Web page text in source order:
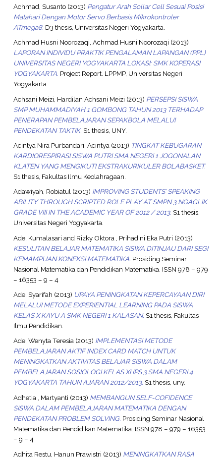
Achmad, Susanto(2013) Pengatur Arah Sollar Cell Sesuai Posisi
Matahari Dengan Motor Servo Berbasis Mikrokontroler
ATmega8. D3 thesis, Universitas Negeri Yogyakarta.
Achmad Husni Noorozaqi, Achmad Husni Noorozaqi (2013)
LAPORAN INDIVIDU PRAKTIK PENGALAMAN LAPANGAN (PPL)
UNIVERSITAS NEGERI YOGYAKARTA LOKASI: SMK KOPERASI
YOGYAKARTA. Project Report. LPPMP, Universitas Negeri
Yogyakarta.
Achsani Meizi, Hardilan Achsani Meizi (2013) PERSEPSI SISWA
SMP MUHAMMADIYAH 1 GOMBONG TAHUN 2013 TERHADAP
PENERAPAN PEMBELAJARAN SEPAKBOLA MELALUI
PENDEKATAN TAKTIK. S1 thesis, UNY.
Acintya Nira Purbandari, Acintya (2013) TINGKAT KEBUGARAN
KARDIORESPIRASI SISWA PUTRI SMA NEGERI 1 JOGONALAN
KLATEN YANG MENGIKUTI EKSTRAKURIKULER BOLABASKET.
S1 thesis, Fakultas Ilmu Keolahragaan.
Adawiyah, Robiatul(2013) IMPROVING STUDENTS’ SPEAKING
ABILITY THROUGH SCRIPTED ROLE PLAY AT SMPN 3 NGAGLIK
GRADE VIII IN THE ACADEMIC YEAR OF 2012 / 2013. S1 thesis,
Universitas Negeri Yogyakarta.
Ade, Kumalasari and Rizky Oktora , Prihadini Eka Putri (2013)
KESULITAN BELAJAR MATEMATIKA SISWA DITINJAU DARI SEGI
KEMAMPUAN KONEKSI MATEMATIKA. Prosiding Seminar
Nasional Matematika dan Pendidikan Matematika. ISSN 978 – 979
– 16353 – 9 – 4
Ade, Syarifah (2013) UPAYA PENINGKATAN KEPERCAYAAN DIRI
MELALUI METODE EXPERIENTIAL LEARNING PADA SISWA
KELAS X KAYU A SMK NEGERI 1 KALASAN. S1 thesis, Fakultas
Ilmu Pendidikan.
Ade, Wenyta Teresia(2013) IMPLEMENTASI METODE
PEMBELAJARAN AKTIF INDEX CARD MATCH UNTUK
MENINGKATKAN AKTIVITAS BELAJAR SISWA DALAM
PEMBELAJARAN SOSIOLOGI KELAS XI IPS 3 SMA NEGERI 4
YOGYAKARTA TAHUN AJARAN 2012/2013. S1 thesis, uny.
Adhetia , Martyanti (2013) MEMBANGUN SELF-COFIDENCE
SISWA DALAM PEMBELAJARAN MATEMATIKA DENGAN
PENDEKATAN PROBLEM SOLVING. Prosiding Seminar Nasional
Matematika dan Pendidikan Matematika. ISSN 978 – 979 – 16353
– 9 – 4
Adhita Restu, Hanun Prawistri (2013) MENINGKATKAN RASA